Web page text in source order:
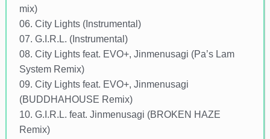
mix)
06. City Lights (Instrumental)
07. G.I.R.L. (Instrumental)
08. City Lights feat. EVO+, Jinmenusagi (Pa’s Lam
System Remix)
09. City Lights feat. EVO+, Jinmenusagi
(BUDDHAHOUSE Remix)
10. G.I.R.L. feat. Jinmenusagi (BROKEN HAZE
Remix)